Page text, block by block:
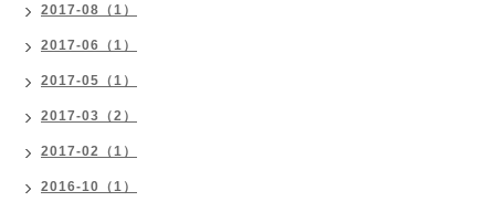
2017-08（1）
2017-06（1）
2017-05（1）
2017-03（2）
2017-02（1）
2016-10（1）